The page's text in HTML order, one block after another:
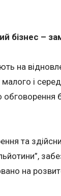
бізнес –
на
і
обговорення
та
на